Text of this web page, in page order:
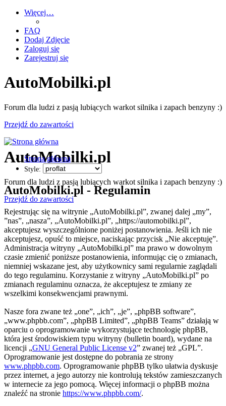
Więcej…
FAQ
Dodaj Zdjęcie
Zaloguj się
Zarejestruj się
AutoMobilki.pl
Forum dla ludzi z pasją lubiących warkot silnika i zapach benzyny :)
Przejdź do zawartości
AutoMobilki.pl
Forum dla ludzi z pasją lubiących warkot silnika i zapach benzyny :)
Przejdź do zawartości
Strona główna
Style:
AutoMobilki.pl - Regulamin
Rejestrując się na witrynie „AutoMobilki.pl”, zwanej dalej „my”,
”nas”, „nasza”, „AutoMobilki.pl”, „https://automobilki.pl”,
akceptujesz wyszczególnione poniżej postanowienia. Jeśli ich nie
akceptujesz, opuść to miejsce, naciskając przycisk „Nie akceptuję”.
Administracja witryny „AutoMobilki.pl” ma prawo w dowolnym
czasie zmienić poniższe postanowienia, informując cię o zmianach,
niemniej wskazane jest, aby użytkownicy sami regularnie zaglądali
do tego regulaminu. Korzystanie z witryny „AutoMobilki.pl” po
zmianach regulaminu oznacza, że akceptujesz te zmiany ze
wszelkimi konsekwencjami prawnymi.
Nasze fora zwane też „one”, „ich”, „je”, „phpBB software”,
„www.phpbb.com”, „phpBB Limited”, „phpBB Teams” działają w
oparciu o oprogramowanie wykorzystujące technologię phpBB,
która jest środowiskiem typu witryny (bulletin board), wydane na
licencji „GNU General Public License v2” zwanej też „GPL”.
Oprogramowanie jest dostępne do pobrania ze strony
www.phpbb.com. Oprogramowanie phpBB tylko ułatwia dyskusje
przez internet, a jego autorzy nie kontrolują tekstów zamieszczanych
w internecie za jego pomocą. Więcej informacji o phpBB można
znaleźć na stronie https://www.phpbb.com/.